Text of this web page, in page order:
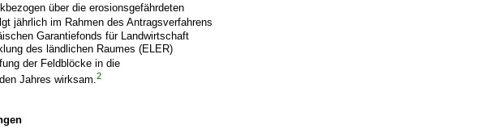
über die erosionsgefährdeten
jährlich im Rahmen des Antragsverfahrens
Garantiefonds für Landwirtschaft
des ländlichen Raumes (ELER)
der Feldblöcke in die
Jahres wirksam.2